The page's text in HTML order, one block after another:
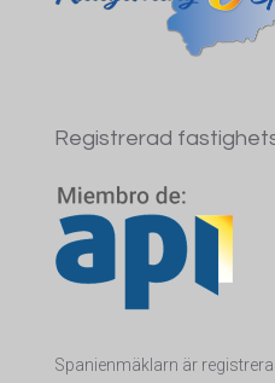
Registrerad
Spanienmäklarn är